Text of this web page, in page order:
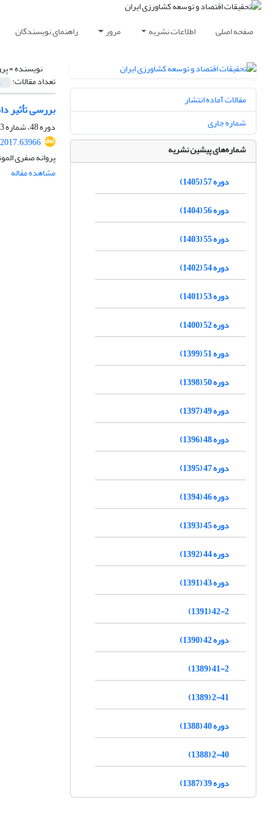
صفحه اصلی اطلاعات نشریه مرور راهنمای نویسندگان
نویسنده =
تعداد مقالات:
بررسی تأثیر
دوره 48، شماره 3، پاییز 1396، صفحه
پروانه صفری
مشاهده مقاله
مقالات آماده انتشار
شماره جاری
شماره‌های پیشین نشریه
دوره 57 (1405)
دوره 56 (1404)
دوره 55 (1403)
دوره 54 (1402)
دوره 53 (1401)
دوره 52 (1400)
دوره 51 (1399)
دوره 50 (1398)
دوره 49 (1397)
دوره 48 (1396)
دوره 47 (1395)
دوره 46 (1394)
دوره 45 (1393)
دوره 44 (1392)
دوره 43 (1391)
42-2 (1391)
دوره 42 (1390)
41-2 (1389)
2-41 (1389)
دوره 40 (1388)
2-40 (1388)
دوره 39 (1387)